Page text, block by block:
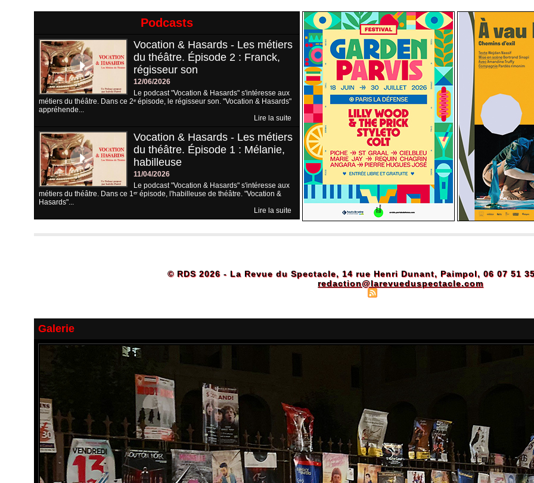
Podcasts
Vocation & Hasards - Les métiers
du théâtre. Épisode 2 : Franck,
régisseur son
12/06/2026
Le podcast "Vocation & Hasards" s'intéresse aux
métiers du théâtre. Dans ce 2ᵉ épisode, le régisseur son. "Vocation & Hasards"
appréhende...
Lire la suite
Vocation & Hasards - Les métiers
du théâtre. Épisode 1 : Mélanie,
habilleuse
11/04/2026
Le podcast "Vocation & Hasards" s'intéresse aux
métiers du théâtre. Dans ce 1ᵉʳ épisode, l'habilleuse de théâtre. "Vocation &
Hasards"...
Lire la suite
© RDS 2026 - La Revue du Spectacle, 14 rue Henri Dunant, Paimpol, 06 07 51
redaction@larevueduspectacle.com
Galerie